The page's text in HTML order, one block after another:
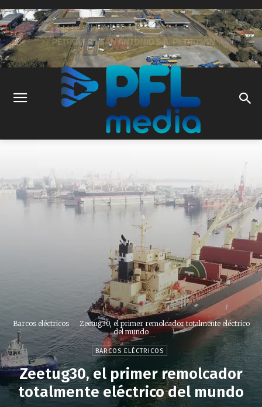
Barcos eléctricos
Zeetug30, el primer remolcador totalmente eléctrico
del mundo
BARCOS ELÉCTRICOS
Zeetug30, el primer remolcador
totalmente eléctrico del mundo